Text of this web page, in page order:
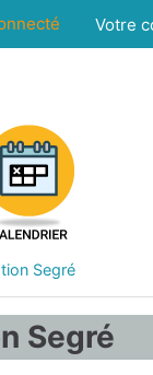
Votre
Segré
Segré